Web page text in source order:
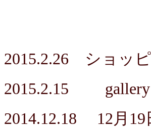
2015.2.26 ショッ
2015.2.15
2014.12.18 12月19